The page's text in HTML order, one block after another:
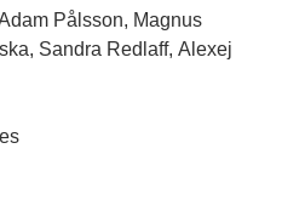
Pålsson, Magnus
Sandra Redlaff, Alexej